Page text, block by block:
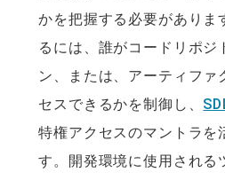
かを把握する必要がありま
るには、誰がコードリポジ
ン、または、アーティファ
セスできるかを制御し、
特権アクセスのマントラを
す。開発環境に使用される